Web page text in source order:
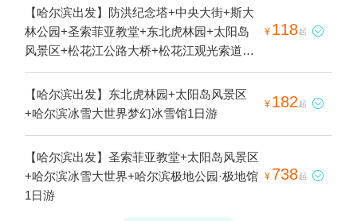
【哈尔滨出发】防洪纪念塔+中央大街+斯大
林公园+圣索菲亚教堂+东北虎林园+太阳岛
风景区+松花江公路大桥+松花江观光索道
+中华巴洛克1日游
¥ 118起 
【哈尔滨出发】东北虎林园+太阳岛风景区
+哈尔滨冰雪大世界梦幻冰雪馆1日游
¥ 182 起 
【哈尔滨出发】圣索菲亚教堂+太阳岛风景区
+哈尔滨冰雪大世界+哈尔滨极地公园·极地馆
1日游
¥ 738起 